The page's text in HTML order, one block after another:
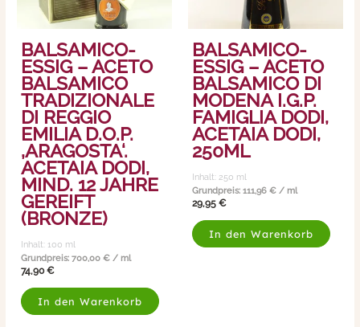
BALSAMICO-
ESSIG – ACETO
BALSAMICO
TRADIZIONALE
DI REGGIO
EMILIA D.O.P.
‚ARAGOSTA‘.
ACETAIA DODI,
MIND. 12 JAHRE
GEREIFT
(BRONZE)
Inhalt: 100 ml
Grundpreis:700,00€ / ml
74,90€
In den Warenkorb
BALSAMICO-
ESSIG – ACETO
BALSAMICO DI
MODENA I.G.P.
FAMIGLIA DODI,
ACETAIA DODI,
250ML
Inhalt: 250 ml
Grundpreis: 111,96 € / ml
29,95 €
In den Warenkorb